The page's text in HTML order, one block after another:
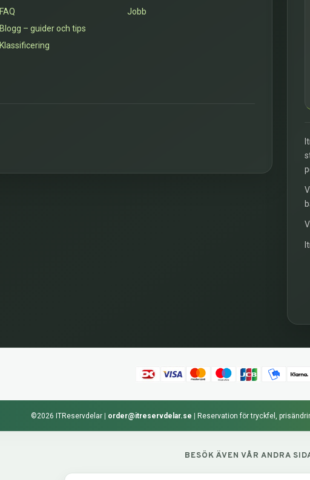
FAQ
Blogg – guider och tips
Klassificering
Jobb
©2026 ITReservdelar order@itreservdelar.se Reservation för tryckfel,
BESÖK ÄVEN VÅR ANDRA